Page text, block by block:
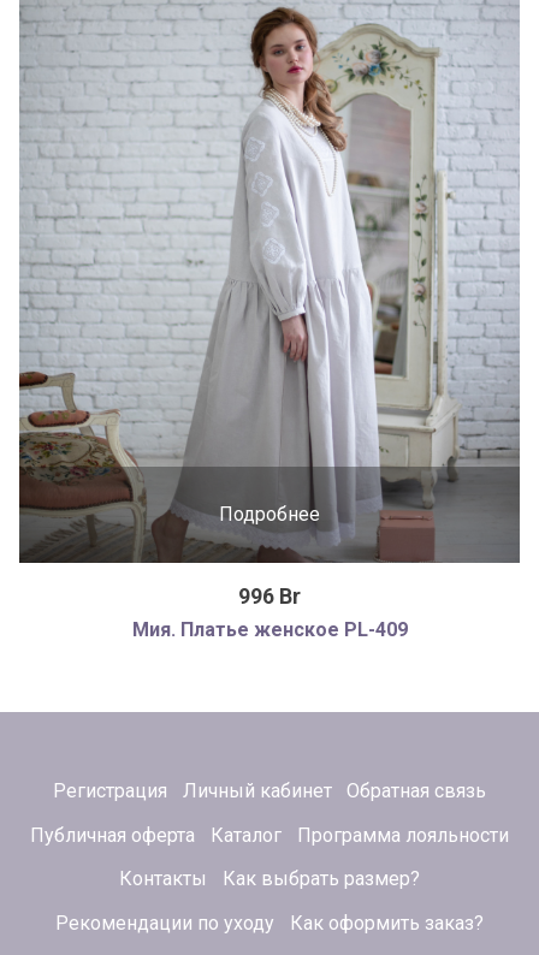
Подробнее
996 Br
Мия. Платье женское PL-409
Регистрация Личный кабинет
Обратная связь
Публичная оферта
Каталог
Программа лояльности
Контакты
Как выбрать размер?
Рекомендации по уходу
Как оформить заказ?